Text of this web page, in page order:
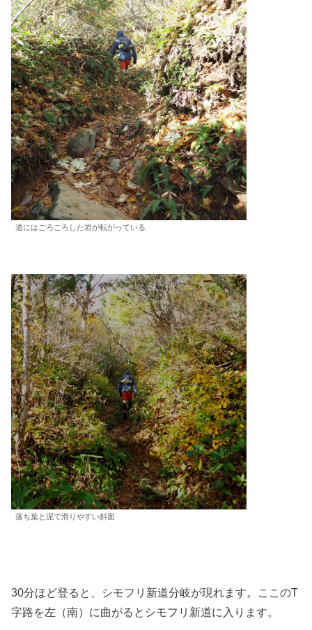
道にはごろごろした岩が転がっている
落ち葉と泥で滑りやすい斜面
30分ほど登ると、シモフリ新道分岐が現れます。ここのT
字路を左（南）に曲がるとシモフリ新道に入ります。